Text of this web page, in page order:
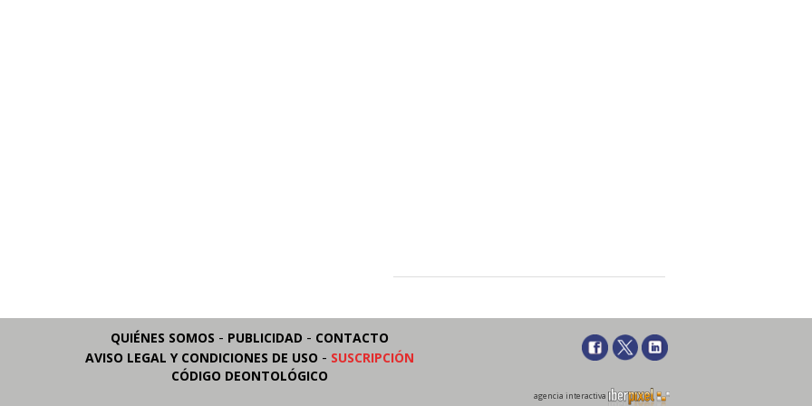
QUIÉNES SOMOS - PUBLICIDAD - CONTACTO
AVISO LEGAL Y CONDICIONES DE USO - SUSCRIPCIÓN
CÓDIGO DEONTOLÓGICO
agencia interactiva